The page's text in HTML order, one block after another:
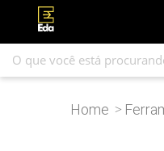
Home >